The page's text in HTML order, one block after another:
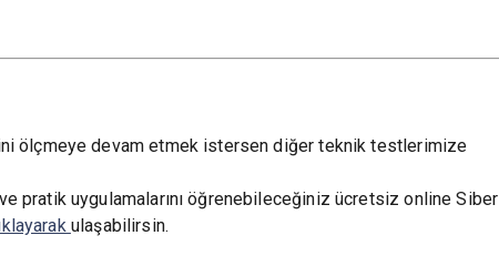
ölçmeye devam etmek istersen diğer teknik testlerimize
pratik uygulamalarını öğrenebileceğiniz ücretsiz online Siber
ulaşabilirsin.